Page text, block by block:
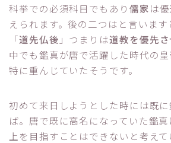
科挙での必須科目でもあり 儒家は
えられます。後の二つはと言いま
「道先仏後 」つまりは道教を優先
中でも鑑真が唐で活躍した時代の皇
特に重んじていたそうです。
初めて来日しようとした時には既
ば。唐で既に高名になっていた鑑
上を目指すことはできないと考え